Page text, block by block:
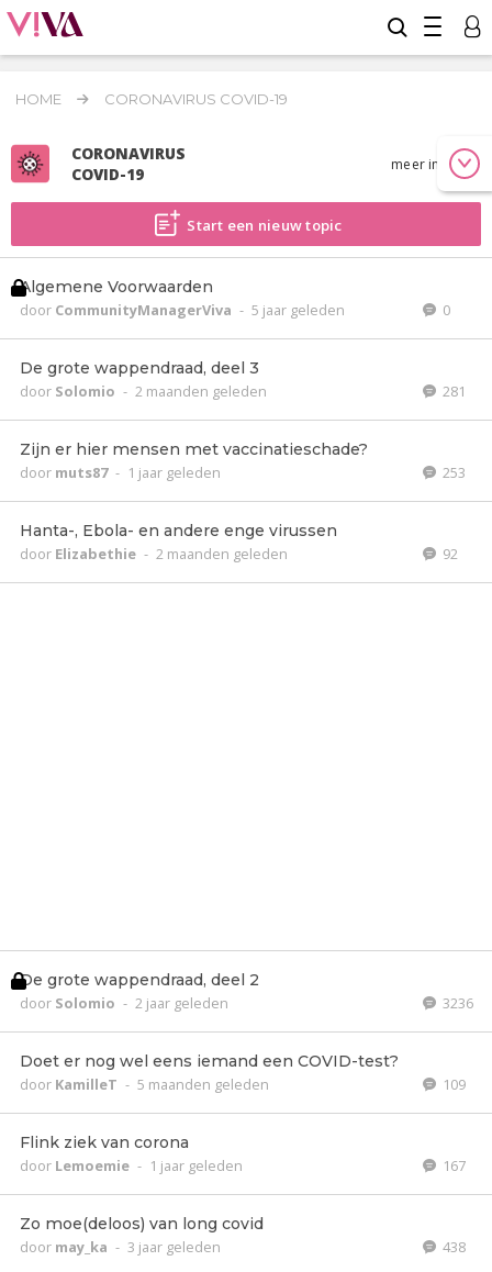
HOME CORONAVIRUS COVID-19
CORONAVIRUS
COVID-19
meer info
Start een nieuw topic
Algemene Voorwaarden
door CommunityManagerViva - 5 jaar geleden 0
De grote wappendraad, deel 3
door Solomio - 2 maanden geleden 281
Zijn er hier mensen met vaccinatieschade?
door muts87 - 1 jaar geleden 253
Hanta-, Ebola- en andere enge virussen
door Elizabethie - 2 maanden geleden 92
De grote wappendraad, deel 2
door Solomio - 2 jaar geleden 3236
Doet er nog wel eens iemand een COVID-test?
door KamilleT - 5 maanden geleden 109
Flink ziek van corona
door Lemoemie - 1 jaar geleden 167
Zo moe(deloos) van long covid
door may_ka - 3 jaar geleden 438